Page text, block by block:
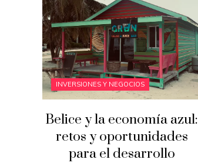
INVERSIONES Y NEGOCIOS
Belice y la economía azul:
retos y oportunidades
para el desarrollo